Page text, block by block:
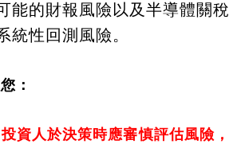
能的財報風險以及半導體關稅
統性回測風險。
：
資人於決策時應審慎評估風險，